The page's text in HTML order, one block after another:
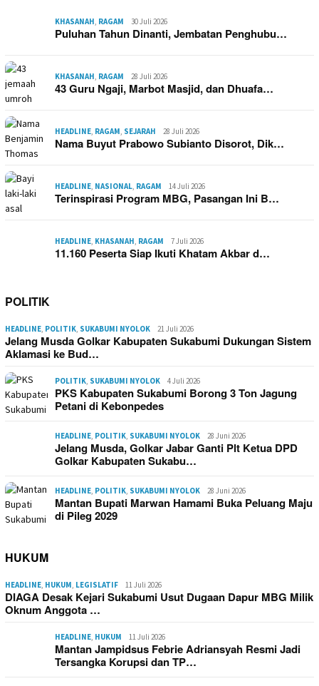
KHASANAH, RAGAM 30 Juli 2026
Puluhan Tahun Dinanti, Jembatan Penghubu…
KHASANAH, RAGAM 28 Juli 2026
43 Guru Ngaji, Marbot Masjid, dan Dhuafa…
HEADLINE, RAGAM, SEJARAH 28 Juli 2026
Nama Buyut Prabowo Subianto Disorot, Dik…
HEADLINE, NASIONAL, RAGAM 14 Juli 2026
Terinspirasi Program MBG, Pasangan Ini B…
HEADLINE, KHASANAH, RAGAM 7 Juli 2026
11.160 Peserta Siap Ikuti Khatam Akbar d…
POLITIK
HEADLINE, POLITIK, SUKABUMI NYOLOK 21 Juli 2026
Jelang Musda Golkar Kabupaten Sukabumi Dukungan Sistem
Aklamasi ke Bud…
POLITIK, SUKABUMI NYOLOK 4 Juli 2026
PKS Kabupaten Sukabumi Borong 3 Ton Jagung
Petani di Kebonpedes
HEADLINE, POLITIK, SUKABUMI NYOLOK 28 Juni 2026
Jelang Musda, Golkar Jabar Ganti Plt Ketua DPD
Golkar Kabupaten Sukabu…
HEADLINE, POLITIK, SUKABUMI NYOLOK 28 Juni 2026
Mantan Bupati Marwan Hamami Buka Peluang Maju
di Pileg 2029
HUKUM
HEADLINE, HUKUM, LEGISLATIF 11 Juli 2026
DIAGA Desak Kejari Sukabumi Usut Dugaan Dapur MBG Milik
Oknum Anggota …
HEADLINE, HUKUM 11 Juli 2026
Mantan Jampidsus Febrie Adriansyah Resmi Jadi
Tersangka Korupsi dan TP…